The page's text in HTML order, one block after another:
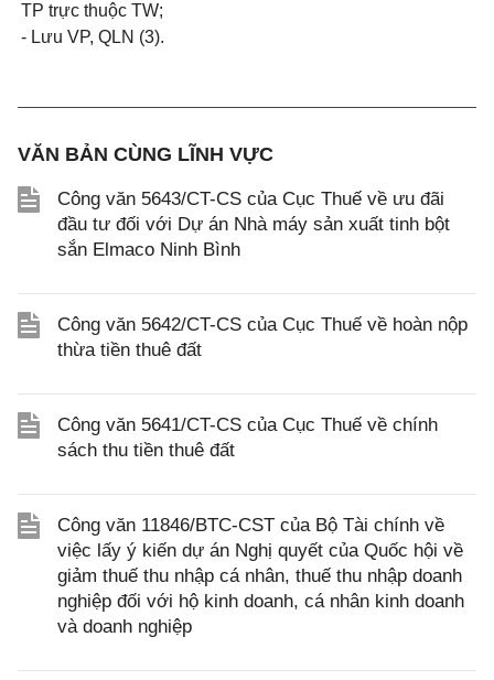
TP trực thuộc TW;
- Lưu VP, QLN (3).
VĂN BẢN CÙNG LĨNH VỰC
Công văn 5643/CT-CS của Cục Thuế về ưu đãi
đầu tư đối với Dự án Nhà máy sản xuất tinh bột
sắn Elmaco Ninh Bình
Công văn 5642/CT-CS của Cục Thuế về hoàn nộp
thừa tiền thuê đất
Công văn 5641/CT-CS của Cục Thuế về chính
sách thu tiền thuê đất
Công văn 11846/BTC-CST của Bộ Tài chính về
việc lấy ý kiến dự án Nghị quyết của Quốc hội về
giảm thuế thu nhập cá nhân, thuế thu nhập doanh
nghiệp đối với hộ kinh doanh, cá nhân kinh doanh
và doanh nghiệp